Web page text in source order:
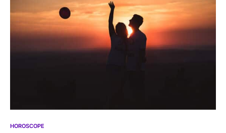
HOROSCOPE